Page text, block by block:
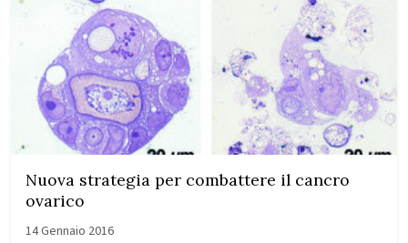
Nuova strategia per combattere il cancro
ovarico
14 Gennaio 2016